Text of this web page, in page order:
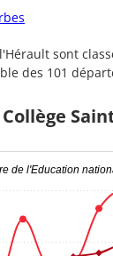
sont
des 101
de l'Education